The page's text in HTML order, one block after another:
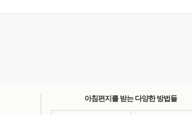
아침편지를 받는 다양한 방법들